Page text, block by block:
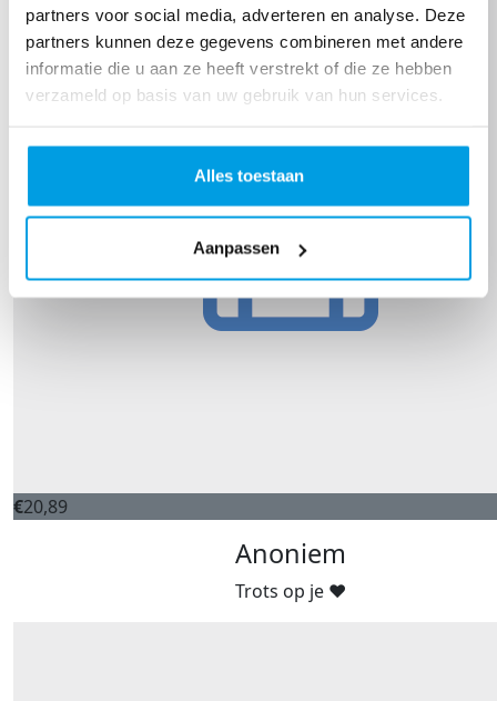
partners voor social media, adverteren en analyse. Deze
partners kunnen deze gegevens combineren met andere
informatie die u aan ze heeft verstrekt of die ze hebben
verzameld op basis van uw gebruik van hun services.
Alles toestaan
Aanpassen
€20,89
Anoniem
Trots op je ❤️